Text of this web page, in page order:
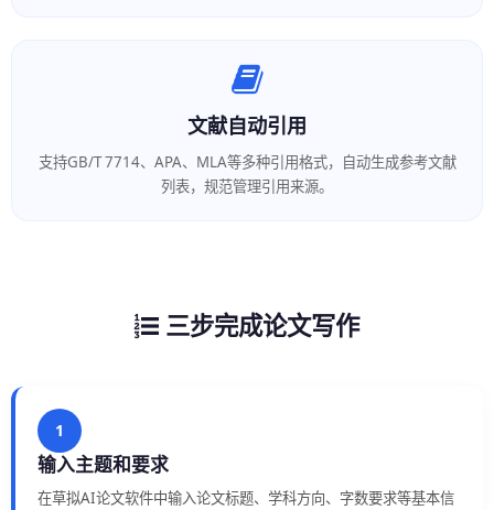
文献自动引用
支持GB/T 7714、APA、MLA等多种引用格式，自动生成参考文献
列表，规范管理引用来源。
三步完成论文写作
1
输入主题和要求
在草拟AI论文软件中输入论文标题、学科方向、字数要求等基本信